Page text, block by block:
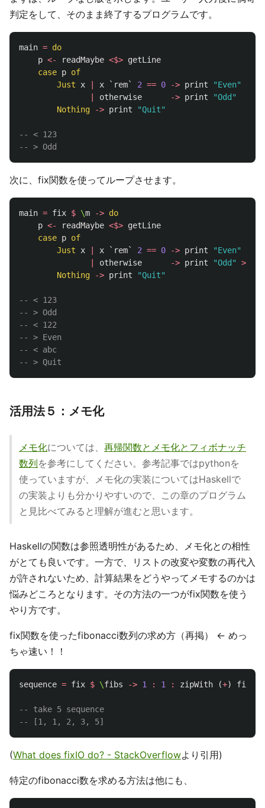
判定をして、そのまま終了するプログラムです。
main = do
p <- readMaybe <$> getLine
case p of
Just
x x ` rem` 2 == 0 -> print
"Even"
otherwise -> print
"Odd"
Nothing
-> print "Quit"
-- < 123
-- > Odd
次に、fix関数を使ってループさせます。
main = fix $ \m -> do
p <- readMaybe <$> getLine
case p of
Just
x x ` rem` 2 == 0 -> print "Even"
otherwise -> print "Odd" >>
Nothing
-> print "Quit"
-- < 123
-- > Odd
-- < 122
-- > Even
-- < abc
-- > Quit
活用法５：メモ化
メモ化については、 再帰関数とメモ化とフィボナッチ
数列を参考にしてください。参考記事ではpythonを
使っていますが、メモ化の実装についてはHaskellで
の実装よりも分かりやすいので、この章のプログラム
と見比べてみると理解が進むと思います。
Haskellの関数は参照透明性があるため、メモ化との相性
がとても良いです。一方で、リストの改変や変数の再代入
が許されないため、計算結果をどうやってメモするのかは
悩みどころとなります。その方法の一つがfix関数を使う
やり方です。
fix関数を使ったfibonacci数列の求め方（再掲） <- めっ
ちゃ速い！！
sequence = fix $ \fibs -> 1 : 1 : zipWith (+) fibs
-- take 5 sequence
-- [1, 1, 2, 3, 5]
(What does fixIO do? - StackOverflowより引用)
特定のfibonacci数を求める方法は他にも、